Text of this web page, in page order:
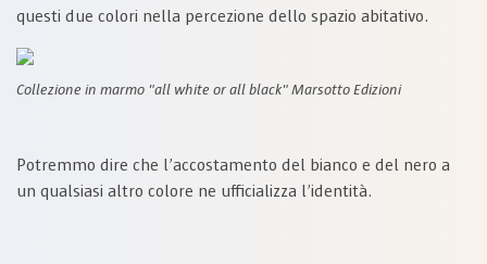
questi due colori nella percezione dello spazio abitativo.
Collezione in marmo "all white or all black" Marsotto Edizioni
Potremmo dire che l’accostamento del bianco e del nero a
un qualsiasi altro colore ne ufficializza l’identità.